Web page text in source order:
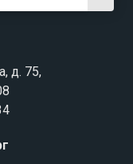
д. 75,